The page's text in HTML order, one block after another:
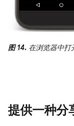
图 14. 在浏览器中打
提供一种分